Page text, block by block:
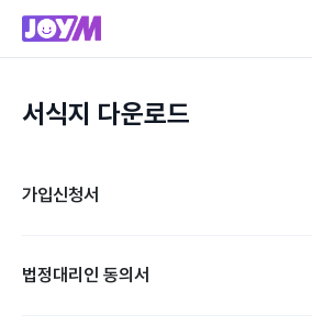
서식지 다운로드
가입신청서
법정대리인 동의서